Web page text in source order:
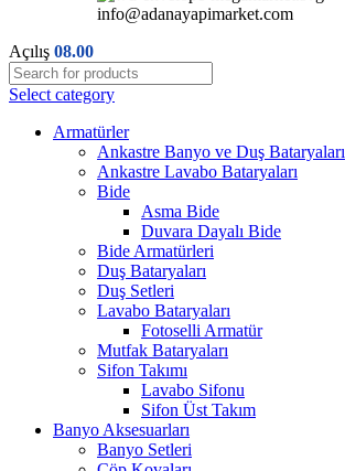
info@adanayapimarket.com
Açılış 08.00
Select category
Armatürler
Ankastre Banyo ve Duş Bataryaları
Ankastre Lavabo Bataryaları
Bide
Asma Bide
Duvara Dayalı Bide
Bide Armatürleri
Duş Bataryaları
Duş Setleri
Lavabo Bataryaları
Fotoselli Armatür
Mutfak Bataryaları
Sifon Takımı
Lavabo Sifonu
Sifon Üst Takım
Banyo Aksesuarları
Banyo Setleri